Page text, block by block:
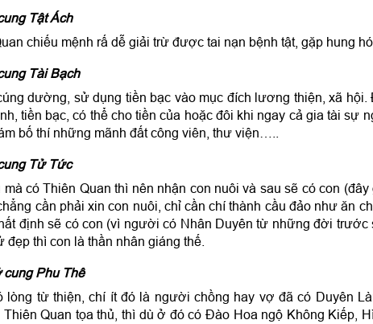
Tật Ách
chiếu mệnh rấ dễ giải trừ được tai nạn bệnh tật, gặp hung
Tài Bạch
dường, sử dụng tiền bạc vào mục đích lương thiện, xã hội.
tiền bạc, có thể cho tiền của hoặc đôi khi ngay cả gia tài sự
bố thí những mãnh đất công viên, thư viện…..
Tử Tức
có Thiên Quan thì nên nhận con nuôi và sau sẽ có con
cần phải xin con nuôi, chỉ cần chí thành cầu đảo như ăn
định sẽ có con (vì người có Nhân Duyên từ những đời trước
đẹp thì con là thần nhân giáng thế.
cung Phu Thê
từ thiện, chí ít đó là người chồng hay vợ đã có Duyên
Thiên Quan tọa thủ, thì dù ở đó có Đào Hoa ngộ Không Kiếp,